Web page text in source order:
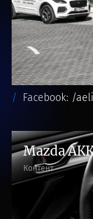
Facebook: /
Mazda
Контент